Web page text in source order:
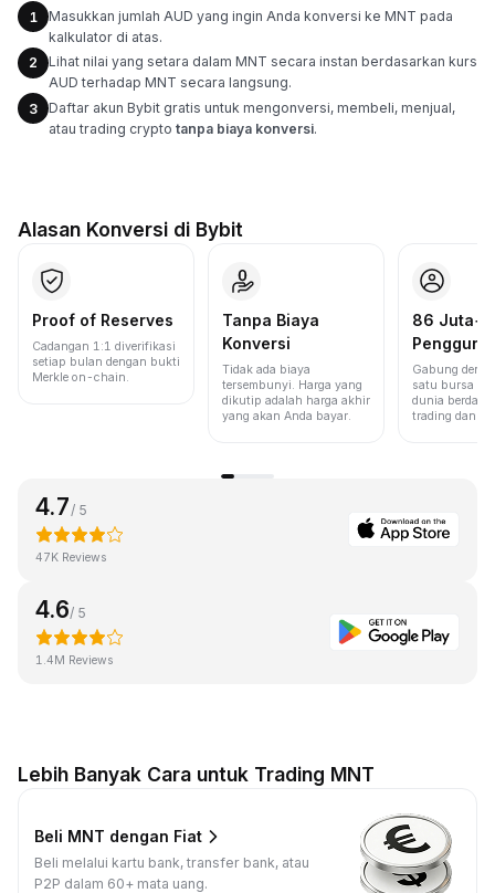
1
Masukkan jumlah AUD yang ingin Anda konversi ke MNT pada
kalkulator di atas.
2
Lihat nilai yang setara dalam MNT secara instan berdasarkan kurs
AUD terhadap MNT secara langsung.
3
Daftar akun Bybit gratis untuk mengonversi, membeli, menjual,
atau trading crypto tanpa biaya konversi.
Alasan Konversi di Bybit
Proof of Reserves
Cadangan 1:1 diverifikasi
setiap bulan dengan bukti
Merkle on-chain.
Tanpa Biaya
Konversi
Tidak ada biaya
tersembunyi. Harga yang
dikutip adalah harga akhir
yang akan Anda bayar.
86 Juta+
Pengguna
Gabung
satu bursa
dunia
trading dan
4.7 / 5
47K Reviews
4.6/ 5
1.4M Reviews
Lebih Banyak Cara untuk Trading MNT
Beli MNT dengan Fiat
Beli melalui kartu bank, transfer bank, atau
P2P dalam 60+ mata uang.